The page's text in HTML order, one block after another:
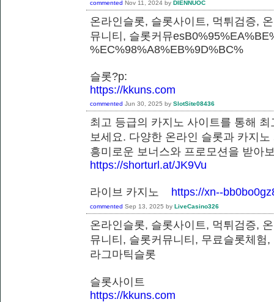
commented Nov 11, 2024 by DIENNUOC
온라인슬롯, 슬롯사이트, 먹튀검증,
뮤니티, 슬롯커뮤
%EC%98%A8%EB%9D%BC%
슬롯?p:
https://kkuns.com
commented Jun 30, 2025 by SlotSite08436
최고 등급의 카지노 사이트를 통해
보세요. 다양한 온라인 슬롯과 카지
흥미로운 보너스와 프로모션을 받
https://shorturl.at/JK9Vu
라이브 카지노 https://xn--
commented Sep 13, 2025 by LiveCasino326
온라인슬롯, 슬롯사이트, 먹튀검증,
뮤니티, 슬롯커뮤니티, 무료슬롯체험
라그마틱슬롯
슬롯사이트
https://kkuns.com